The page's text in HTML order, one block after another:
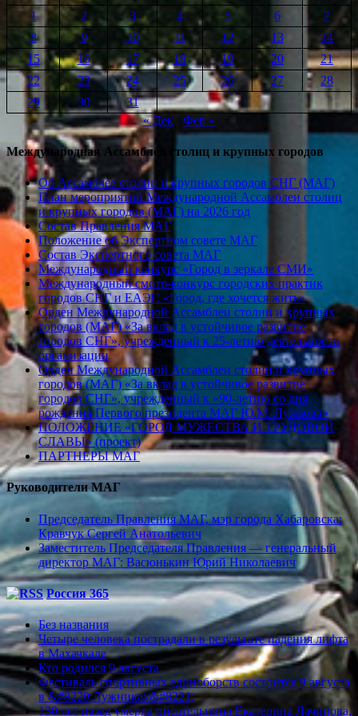
1
2 3 4 5 6
7
8
9 10 11 12 13
14
15
16 17 18 19 20
21
22
23 24 25 26 27
28
29
30
31
« Дек
Фев »
Международная Ассамблея столиц и крупных городов
Об Ассамблее столиц и крупных городов СНГ (МАГ)
План мероприятий Международной Ассамблеи столиц
и крупных городов (МАГ) на 2026 год
Состав Правления МАГ
Положение об Экспертном совете МАГ
Состав Экспертного совета МАГ
Международный конкурс «Город в зеркале СМИ»
Международный смотр-конкурс городских практик
городов СНГ и ЕАЭС «Город, где хочется жить»
Орден Международной Ассамблеи столиц и крупных
городов (МАГ) «За вклад в устойчивое развитие
городов СНГ», учрежденный к 25-летию деятельности
организации
Орден Международной Ассамблеи столиц и крупных
городов (МАГ) «За вклад в устойчивое развитие
городов СНГ», учрежденный к «90-летию со дня
рождения Первого президента МАГ Ю.М. Лужкова»
ПОЛОЖЕНИЕ «ГОРОД МУЖЕСТВА И ТРУДОВОЙ
СЛАВЫ» (проект)
ПАРТНЕРЫ МАГ
Руководители МАГ
Председатель Правления МАГ, мэр города Хабаровска:
Кравчук Сергей Анатольевич
Заместитель Председателя Правления — генеральный
директор МАГ: Васюнькин Юрий Николаевич
Россия 365
Без названия
Четыре человека пострадали в результате падения лифта
в Махачкале
Кто родился 9 августа
Фестиваль спортивных единоборств состоится 9 августа
в &#8220;Лужниках&#8221;
130 лет назад умерла писательница Екатерина Лачинова,